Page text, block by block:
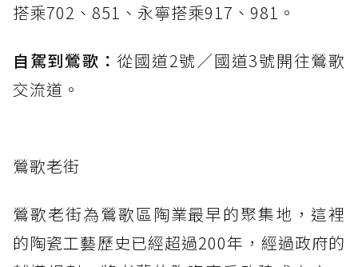
搭乘702、851、永寧搭乘917、981。
自駕到鶯歌： 從國道2號／國道3號開往鶯歌
交流道。
鶯歌老街
鶯歌老街為鶯歌區陶業最早的聚集地，這裡
的陶瓷工藝歷史已經超過200年，經過政府的